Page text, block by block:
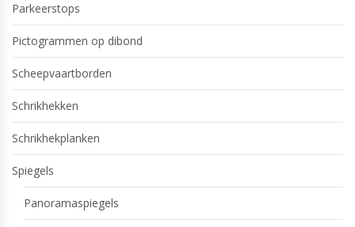
Parkeerstops
Pictogrammen op dibond
Scheepvaartborden
Schrikhekken
Schrikhekplanken
Spiegels
Panoramaspiegels